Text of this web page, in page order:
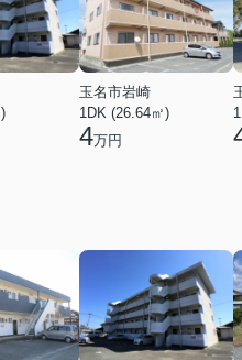
玉名市岩崎
1DK (26.64㎡)
4万円